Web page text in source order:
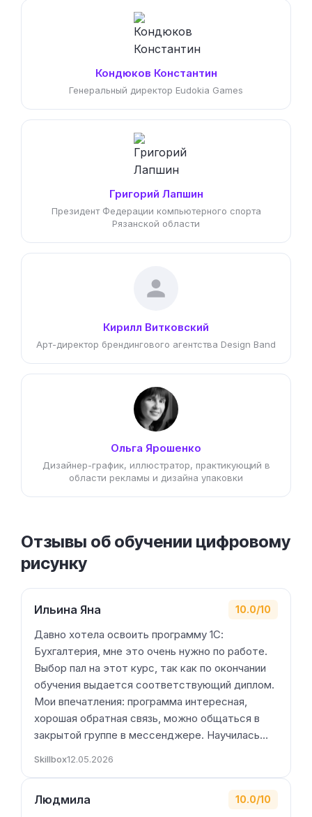
Кондюков Константин
Генеральный директор Eudokia Games
Григорий Лапшин
Президент Федерации компьютерного спорта
Рязанской области
Кирилл Витковский
Арт-директор брендингового агентства Design Band
Ольга Ярошенко
Дизайнер-график, иллюстратор, практикующий в
области рекламы и дизайна упаковки
Отзывы об обучении цифровому
рисунку
Ильина Яна 10.0/10
Давно хотела освоить программу 1С:
Бухгалтерия, мне это очень нужно по работе.
Выбор пал на этот курс, так как по окончании
обучения выдается соответствующий диплом.
Мои впечатления: программа интересная,
хорошая обратная связь, можно общаться в
закрытой группе в мессенджере. Научилась…
Skillbox12.05.2026
Людмила 10.0/10